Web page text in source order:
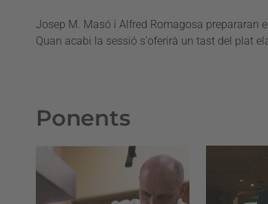
Josep M. Masó i Alfred Romagosa prepararan
Quan acabi la sessió s'oferirà un tast del plat
Ponents